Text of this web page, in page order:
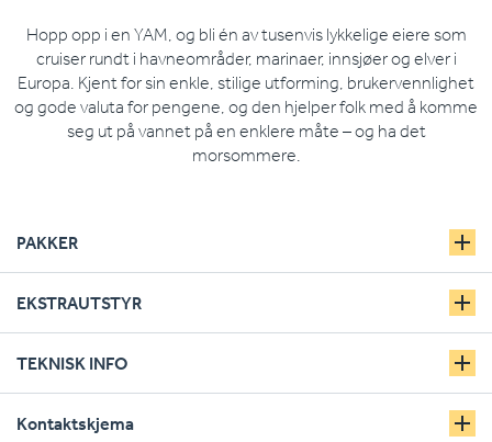
Hopp opp i en YAM, og bli én av tusenvis lykkelige eiere som
cruiser rundt i havneområder, marinaer, innsjøer og elver i
Europa. Kjent for sin enkle, stilige utforming, brukervennlighet
og gode valuta for pengene, og den hjelper folk med å komme
seg ut på vannet på en enklere måte – og ha det
morsommere.
PAKKER
EKSTRAUTSTYR
TEKNISK INFO
Kontaktskjema